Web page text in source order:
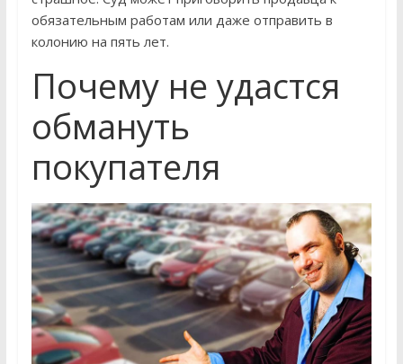
обязательным работам или даже отправить в
колонию на пять лет.
Почему не удастся
обмануть
покупателя